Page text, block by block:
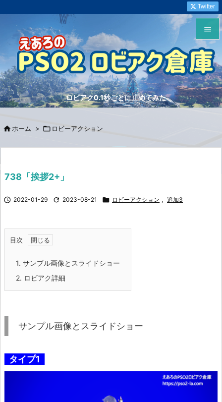
ロビアク0.1秒ごとに止めてみた


メニュ

サイド


Twitter
 ホーム >  ロビーアクション
738「挨拶2+」
 2022-01-29  2023-08-21  ロビーアクション , 追加3
目次
1. サンプル画像とスライドショー
2. ロビアク詳細
サンプル画像とスライドショー
タイプ1